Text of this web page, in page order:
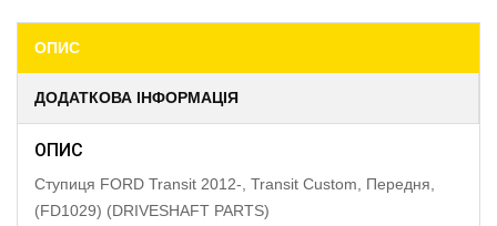
ОПИС
ДОДАТКОВА ІНФОРМАЦІЯ
ОПИС
Ступиця FORD Transit 2012-, Transit Custom, Передня,
(FD1029) (DRIVESHAFT PARTS)